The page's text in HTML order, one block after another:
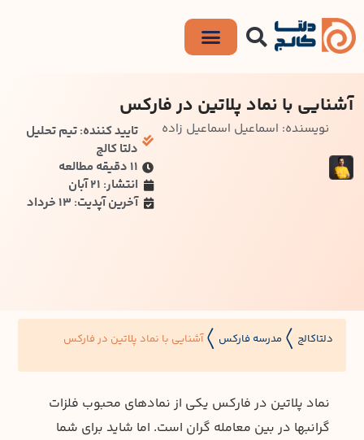
آشنایی با نماد پلاتین در فارکس
نویسنده: اسماعیل اسماعیل زاده
تایید کننده: تیم تحلیل
دلتا کالج
۱۱ دقیقه مطالعه
انتشار: 21 آبان
آخرین آپدیت: 13 خرداد
دلتاکالج مدرسه فارکس آشنایی با نماد پلاتین در فارکس
نماد پلاتین در فارکس یکی از نمادهای محبوب فلزات
گرانبها در بین معامله گران است. اما شاید برای شما